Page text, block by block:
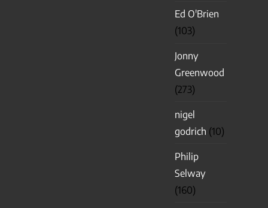
Ed O'Brien
(103)
Jonny
Greenwood
(273)
nigel
godrich (10)
Philip
Selway
(160)